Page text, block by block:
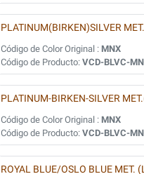
PLATINUM(BIRKEN)SILVER
Código de Color Original : MNX
Código de Producto: VCD-BLVC-
PLATINUM-BIRKEN-SILVER
Código de Color Original : MNX
Código de Producto: VCD-BLVC-
ROYAL BLUE/OSLO BLUE MET.